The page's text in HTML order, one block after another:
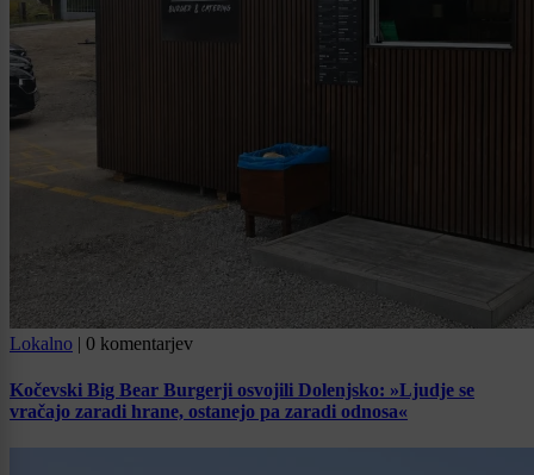
Lokalno | 0 komentarjev
Kočevski Big Bear Burgerji osvojili Dolenjsko: »Ljudje se
vračajo zaradi hrane, ostanejo pa zaradi odnosa«